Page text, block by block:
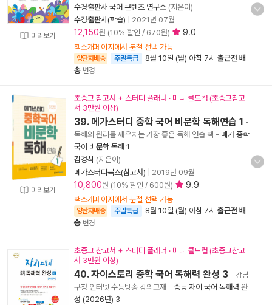
미리보기
수경출판사 국어 콘텐츠 연구소 (지은이)
수경출판사(학습)
2021년 07월
12,150원 (10% 할인 / 670원) 9.0
책소개페이지에서 분철 선택 가능
양탄자배송 주말특급 8월 10일 (월) 아침 7시 출근전 배
송 변경
미리보기
초중고 참고서 + 스터디 플래너 · 미니 콜드컵 (초중고참고
서 3만원 이상)
39. 메가스터디 중학 국어 비문학 독해연습 1 -
독해의 원리를 깨우치는 가장 좋은 독해 연습 책 - 메가 중학
국어 비문학 독해 1
김경식 (지은이)
메가스터디북스(참고서)
2019년 09월
10,800원 (10% 할인 / 600원) 9.9
책소개페이지에서 분철 선택 가능
양탄자배송 주말특급 8월 10일 (월) 아침 7시 출근전 배
송 변경
초중고 참고서 + 스터디 플래너 · 미니 콜드컵 (초중고참고
서 3만원 이상)
40. 자이스토리 중학 국어 독해력 완성 3 - 강남
구청 인터넷 수능방송 강의교재 - 중등 자이 국어 독해력 완
성 (2026년) 3